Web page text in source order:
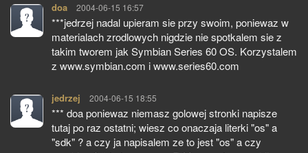
doa pisze:
2004-06-15 16:57
***jedrzej nadal upieram sie przy swoim, poniewaz w
materialach zrodlowych nigdzie nie spotkalem sie z
takim tworem jak Symbian Series 60 OS. Korzystalem
z www.symbian.com i www.series60.com
jedrzej pisze:
2004-06-15 18:55
*** doa poniewaz niemasz golowej stronki napisze
tutaj po raz ostatni; wiesz co onaczaja literki "os" a
"sdk" ? a czy ja napisalem ze to jest "os" a czy